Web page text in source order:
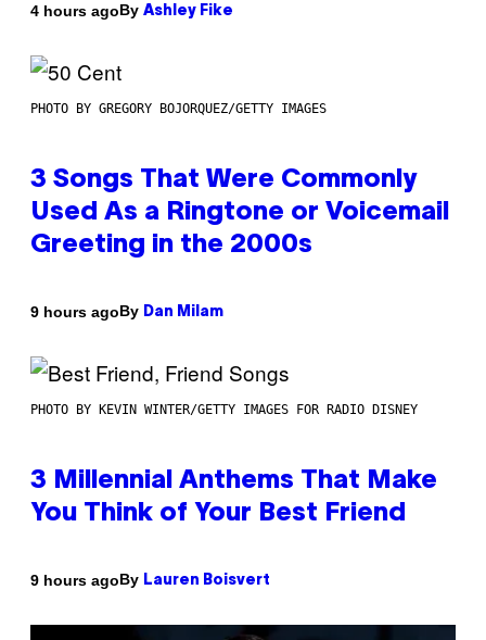
4 hours agoBy Ashley Fike
PHOTO BY GREGORY BOJORQUEZ/GETTY IMAGES
3 Songs That Were Commonly
Used As a Ringtone or Voicemail
Greeting in the 2000s
9 hours agoBy Dan Milam
PHOTO BY KEVIN WINTER/GETTY IMAGES FOR RADIO DISNEY
3 Millennial Anthems That Make
You Think of Your Best Friend
9 hours agoBy Lauren Boisvert